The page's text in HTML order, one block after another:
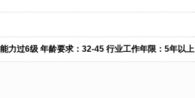
力过6级 年龄要求：32-45 行业工作年限：5年以上